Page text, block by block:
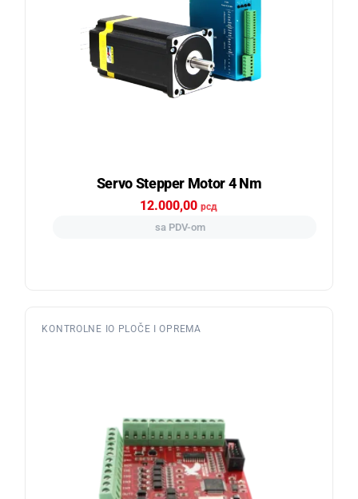
Servo Stepper Motor 4 Nm
12.000,00рсд
sa PDV-om
KONTROLNE IO PLOČE I OPREMA